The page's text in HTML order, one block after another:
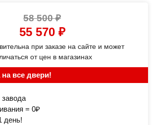
58 500₽
55 570 ₽
при заказе на сайте и может
от цен в магазинах
на все двери!
завода
= 0₽
день!